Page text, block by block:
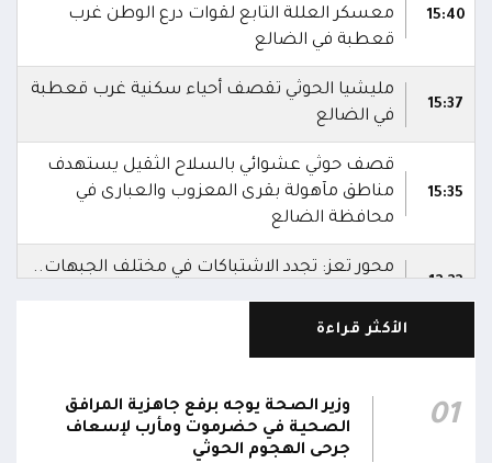
15:40
معسكر العللة التابع لقوات درع الوطن غرب
قعطبة في الضالع
15:37
مليشيا الحوثي تقصف أحياء سكنية غرب قعطبة
في الضالع
15:35
قصف حوثي عشوائي بالسلاح الثقيل يستهدف
مناطق مآهولة بقرى المعزوب والعبارى في
محافظة الضالع
12:22
محور تعز: تجدد الاشتباكات في مختلف الجبهات..
الجبهات والمحاور التابعة للقوات المسلحة،
بمختلف تشكيلاتها ووحداتها ومنتسبيها
الأكثر قراءة
01
وزير الصحة يوجه برفع جاهزية المرافق
الصحية في حضرموت ومأرب لإسعاف
جرحى الهجوم الحوثي